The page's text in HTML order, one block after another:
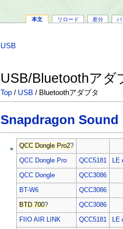
本文 リロード 差分 バ
USB
USB/Bluetoothア
Top / USB / Bluetoothアダプタ
Snapdragon Sound
QCC Dongle Pro2?
QCC Dongle Pro QCC5181 LE
QCC Dongle QCC3086
BT-W6 QCC3086
BTD 700? QCC3086
FIIO AIR LINK QCC5181 LE